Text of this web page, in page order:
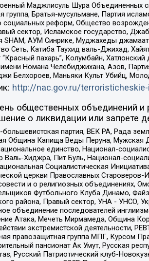
Маджлисуль Шура Объединенных
группа, Братья-мусульмане, Партия
социальных реформ, Общество
сектор, Исламское государство,
SHAM, АУМ Синрике, Муджахеды
Сеть, Катиба Таухид валь-Джихад,
пахарь”, Колумбайн,
Номана Челебиджихана, Азов,
Белхороев, Маньяки Культ Убийц,
http://nac.gov.ru/
общественных объединений и
о ликвидации или запрете
партия, ВЕК РА, Рада
Община Капища Веды Перуна, Мужская
единство, Национал-
Валь-Хиджра, Пит Буль, Национал-
Социалистическая
церкви Православных
и о религиозных объединениях,
Футбольного Клуба Динамо,
района, Правый сектор, УНА - УНСО,
объединение последователей
Атака, Мечеть Мирмамеда, Община
экстремистской деятельности,
правозащитная группа МПГ, Курсом
пансионат Ак Умут, Русская
Русский Патриотический клуб-